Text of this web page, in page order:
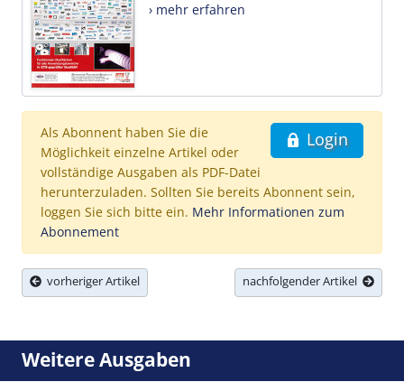
› mehr erfahren
Login
Als Abonnent haben Sie die
Möglichkeit einzelne Artikel oder
vollständige Ausgaben als PDF-Datei
herunterzuladen. Sollten Sie bereits Abonnent sein,
loggen Sie sich bitte ein. Mehr Informationen zum
Abonnement
vorheriger Artikel nachfolgender Artikel
Weitere Ausgaben